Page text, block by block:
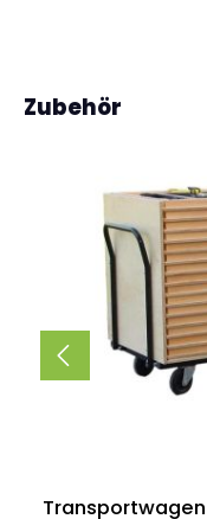
Produktgalerie
Zubehör